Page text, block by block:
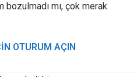
bozulmadı mı, çok merak
OTURUM AÇIN